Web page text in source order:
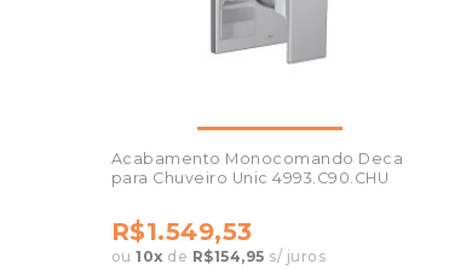
Acabamento Monocomando Deca
para Chuveiro Unic 4993.C90.CHU
R$1.549,53
ou 10x de R$154,95 s/ juros